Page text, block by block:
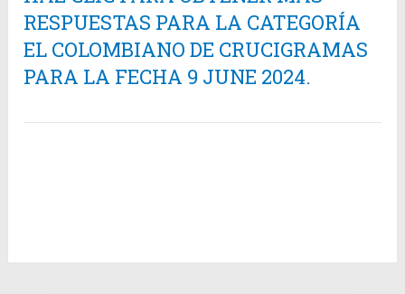
RESPUESTAS PARA LA CATEGORÍA
EL COLOMBIANO DE CRUCIGRAMAS
PARA LA FECHA 9 JUNE 2024.